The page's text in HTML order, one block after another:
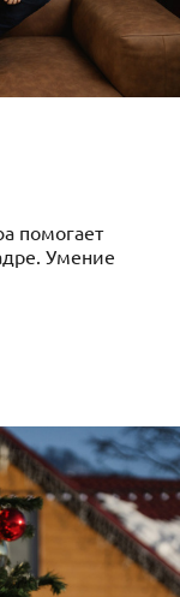
помогает
Умение